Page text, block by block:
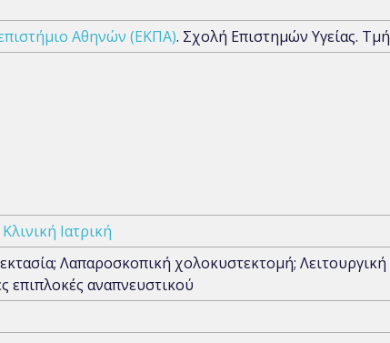
Αθηνών (ΕΚΠΑ). Σχολή Επιστημών Υγείας.
Κλινική Ιατρική
Λαπαροσκοπική χολοκυστεκτομή;
επιπλοκές αναπνευστικού